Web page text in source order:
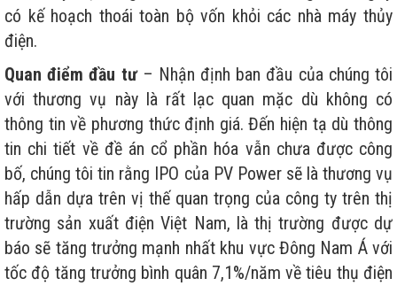
có kế hoạch thoái toàn bộ vốn khỏi các nhà máy thủy
điện.
Quan điểm đầu tư– Nhận định ban đầu của chúng tôi
với thương vụ này là rất lạc quan mặc dù không có
thông tin về phương thức định giá. Đến hiện tạ dù thông
tin chi tiết về đề án cổ phần hóa vẫn chưa được công
bố, chúng tôi tin rằng IPO của PV Power sẽ là thương vụ
hấp dẫn dựa trên vị thế quan trọng của công ty trên thị
trường sản xuất điện Việt Nam, là thị trường được dự
báo sẽ tăng trưởng mạnh nhất khu vực Đông Nam Á với
tốc độ tăng trưởng bình quân 7,1%/năm về tiêu thụ điện